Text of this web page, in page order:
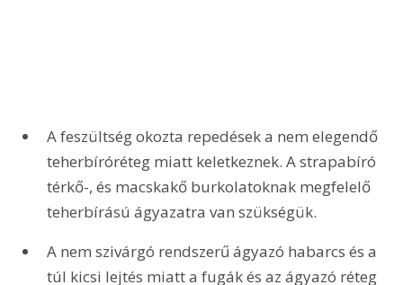
A feszültség okozta repedések a nem elegendő
teherbíróréteg miatt keletkeznek. A strapabíró
térkő-, és macskakő burkolatoknak megfelelő
teherbírású ágyazatra van szükségük.
A nem szivárgó rendszerű ágyazó habarcs és a
túl kicsi lejtés miatt a fugák és az ágyazó réteg